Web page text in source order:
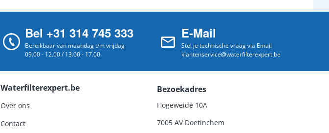
Bel +31 314 745 333
Bereikbaar van maandag t/m vrijdag
09.00 - 12.00 / 13.00 - 17.00
E-Mail
Stel je technische vraag via Email
klantenservice@waterfilterexpert.be
Waterfilterexpert.be
Over ons
Contact
Bezoekadres
Hogeweide 10A
7005 AV Doetinchem